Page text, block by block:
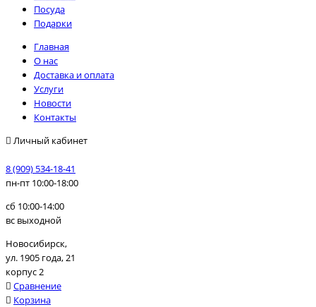
Посуда
Подарки
Главная
О нас
Доставка и оплата
Услуги
Новости
Контакты
Личный кабинет
8 (909) 534-18-41
пн-пт 10:00-18:00
сб 10:00-14:00
вс выходной
Новосибирск,
ул. 1905 года, 21
корпус 2
Сравнение
Корзина